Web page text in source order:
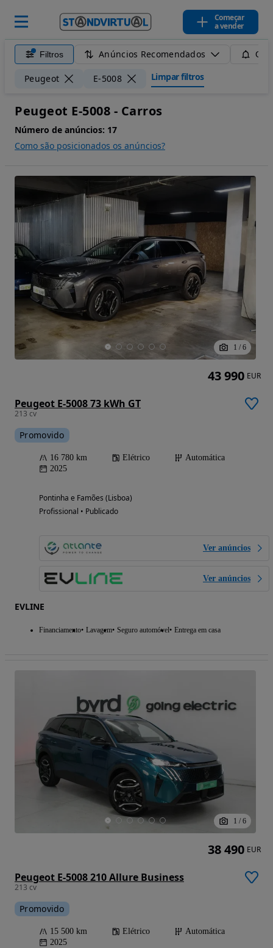
Começar
a vender
Filtros Anúncios Recomendados
Peugeot E-5008 Limpar filtros
Peugeot E-5008 - Carros
Número de anúncios: 17
Como são posicionados os anúncios?
1 / 6
Peugeot E-5008 73 kWh GT
213 cv
Promovido
16 780 km Elétrico
Automática
2025
Pontinha e Famões (Lisboa)
Profissional • Publicado
Ver anúncios
Ver anúncios
EVLINE
Financiamento Lavagem Seguro automóvel Entrega em casa
43 990 EUR
1 / 6
Peugeot E-5008 210 Allure Business
213 cv
Promovido
15 500 km Elétrico
Automática
2025
38 490 EUR